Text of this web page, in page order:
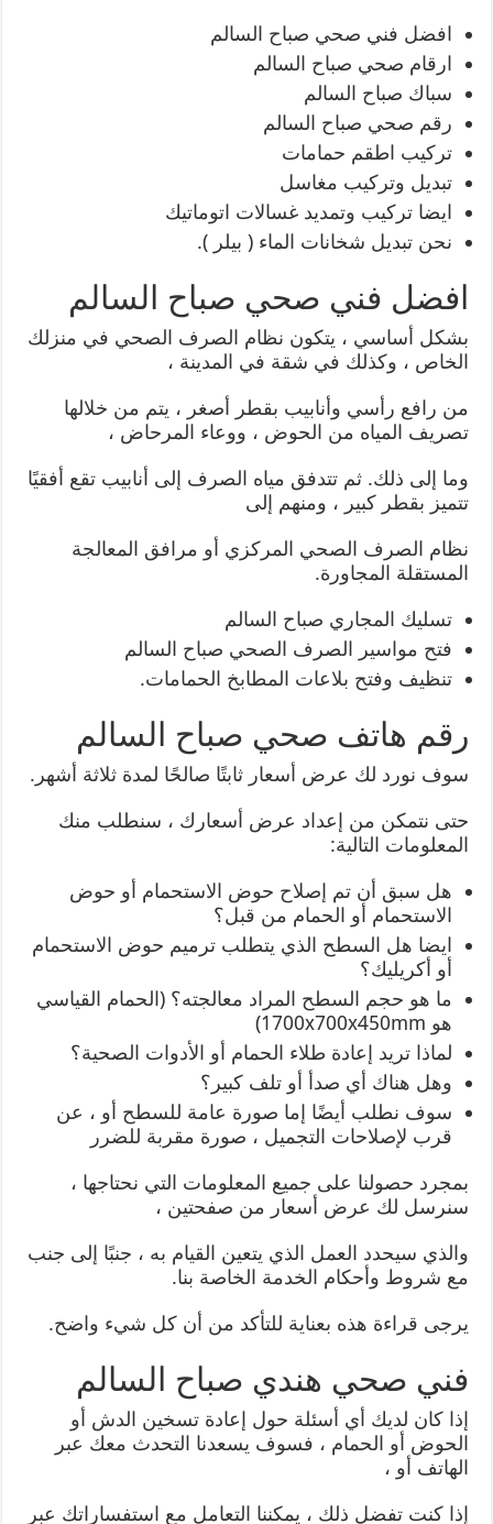
افضل فني صحي صباح السالم
ارقام صحي صباح السالم
سباك صباح السالم
رقم صحي صباح السالم
تركيب اطقم حمامات
تبديل وتركيب مغاسل
ايضا تركيب وتمديد غسالات اتوماتيك
نحن تبديل شخانات الماء ( بيلر ).
افضل فني صحي صباح السالم
بشكل أساسي ، يتكون نظام الصرف الصحي في منزلك
الخاص ، وكذلك في شقة في المدينة ،
من رافع رأسي وأنابيب بقطر أصغر ، يتم من خلالها
تصريف المياه من الحوض ، ووعاء المرحاض ،
وما إلى ذلك. ثم تتدفق مياه الصرف إلى أنابيب تقع أفقيًا
تتميز بقطر كبير ، ومنهم إلى
نظام الصرف الصحي المركزي أو مرافق المعالجة
المستقلة المجاورة.
تسليك المجاري صباح السالم
فتح مواسير الصرف الصحي صباح السالم
تنظيف وفتح بلاعات المطابخ الحمامات.
رقم هاتف صحي صباح السالم
سوف نورد لك عرض أسعار ثابتًا صالحًا لمدة ثلاثة أشهر.
حتى نتمكن من إعداد عرض أسعارك ، سنطلب منك
المعلومات التالية:
هل سبق أن تم إصلاح حوض الاستحمام أو حوض
الاستحمام أو الحمام من قبل؟
ايضا هل السطح الذي يتطلب ترميم حوض الاستحمام
أو أكريليك؟
ما هو حجم السطح المراد معالجته؟ (الحمام القياسي
هو 1700x700x450mm)
لماذا تريد إعادة طلاء الحمام أو الأدوات الصحية؟
وهل هناك أي صدأ أو تلف كبير؟
سوف نطلب أيضًا إما صورة عامة للسطح أو ، عن
قرب لإصلاحات التجميل ، صورة مقربة للضرر
بمجرد حصولنا على جميع المعلومات التي نحتاجها ،
سنرسل لك عرض أسعار من صفحتين ،
والذي سيحدد العمل الذي يتعين القيام به ، جنبًا إلى جنب
مع شروط وأحكام الخدمة الخاصة بنا.
يرجى قراءة هذه بعناية للتأكد من أن كل شيء واضح.
فني صحي هندي صباح السالم
إذا كان لديك أي أسئلة حول إعادة تسخين الدش أو
الحوض أو الحمام ، فسوف يسعدنا التحدث معك عبر
الهاتف أو ،
إذا كنت تفضل ذلك ، يمكننا التعامل مع استفساراتك عبر